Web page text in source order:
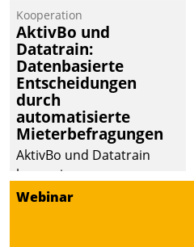
passende Fragen und
Schlagworte auswirft.
Eine intuitive
Dialogführung ermöglicht
dem externen
Serviceteam, Anrufe von
Mietenden zügiger und
effizienter zu bearbeiten.
Kooperation
AktivBo und
Datatrain:
Datenbasierte
Entscheidungen
durch
automatisierte
Mieterbefragungen
AktivBo und Datatrain
kooperieren –
Immobilienunternehmen
Webinar